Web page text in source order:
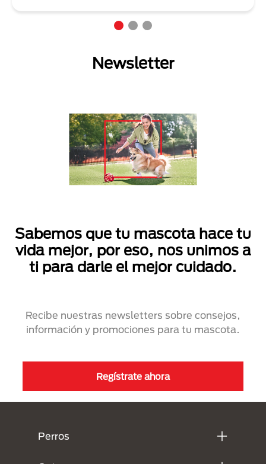
Newsletter
Sabemos que tu mascota hace tu
vida mejor, por eso, nos unimos a
ti para darle el mejor cuidado.
Recibe nuestras newsletters sobre consejos,
información y promociones para tu mascota.
Regístrate ahora
Perros